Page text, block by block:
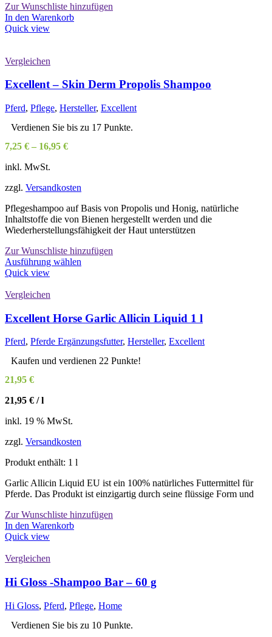
Zur Wunschliste hinzufügen
In den Warenkorb
Quick view
Vergleichen
Excellent – Skin Derm Propolis Shampoo
Pferd, Pflege, Hersteller, Excellent
Verdienen Sie bis zu 17 Punkte.
7,25 € – 16,95 €
inkl. MwSt.
zzgl. Versandkosten
Pflegeshampoo auf Basis von Propolis und Honig, natürliche
Inhaltstoffe die von Bienen hergestellt werden und die
Wiederherstellungsfähigkeit der Haut unterstützen
Zur Wunschliste hinzufügen
Ausführung wählen
auf.
Die
Optionen
können
auf
Quick view
Vergleichen
Excellent Horse Garlic Allicin Liquid 1 l
Pferd, Pferde Ergänzungsfutter, Hersteller, Excellent
Kaufen und verdienen 22 Punkte!
21,95 €
21,95 € /l
inkl. 19 % MwSt.
zzgl. Versandkosten
Produkt enthält: 1 l
Garlic Allicin Liquid EU ist ein 100% natürliches Futtermittel für
Pferde. Das Produkt ist einzigartig durch seine flüssige Form und
Zur Wunschliste hinzufügen
In den Warenkorb
Quick view
Vergleichen
Hi Gloss -Shampoo Bar – 60 g
Hi Gloss, Pferd, Pflege, Home
Verdienen Sie bis zu 10 Punkte.